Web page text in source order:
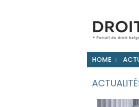
HOME